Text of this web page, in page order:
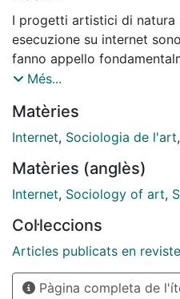
I progetti artistici di
esecuzione su internet
fanno appello
modificano poco o nulla
artiviste che sono riuscite
cambiare i fatti, a volte
dell'arte ha fermato i
richiede un equilibrio che è
sviluppo di progetti attivisti
Questo testo solleva una
questione attraverso
dei primi collettivi artistici
Més...
Matèries
Internet, Sociologia de l'art,
Matèries (anglès)
Internet, Sociology of art,
Col·leccions
Articles publicats en
Pàgina completa de